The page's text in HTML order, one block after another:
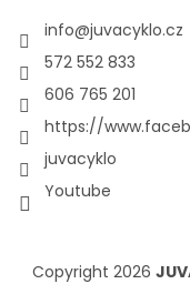
info@juvacyklo.cz
572 552 833
606 765 201
https://
juvacyklo
Youtube
Copyright 2026